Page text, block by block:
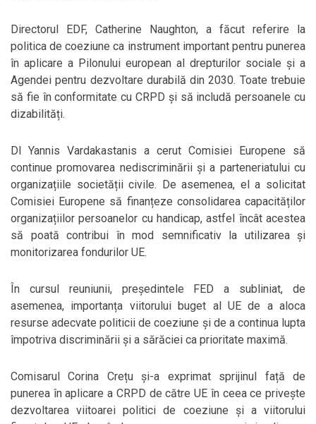
Directorul EDF, Catherine Naughton, a făcut referire la
politica de coeziune ca instrument important pentru punerea
în aplicare a Pilonului european al drepturilor sociale și a
Agendei pentru dezvoltare durabilă din 2030. Toate trebuie
să fie în conformitate cu CRPD și să includă persoanele cu
dizabilități.
Dl Yannis Vardakastanis a cerut Comisiei Europene să
continue promovarea nediscriminării și a parteneriatului cu
organizațiile societății civile. De asemenea, el a solicitat
Comisiei Europene să finanțeze consolidarea capacităților
organizațiilor persoanelor cu handicap, astfel încât acestea
să poată contribui în mod semnificativ la utilizarea și
monitorizarea fondurilor UE.
În cursul reuniunii, președintele FED a subliniat, de
asemenea, importanța viitorului buget al UE de a aloca
resurse adecvate politicii de coeziune și de a continua lupta
împotriva discriminării și a sărăciei ca prioritate maximă.
Comisarul Corina Crețu și-a exprimat sprijinul față de
punerea în aplicare a CRPD de către UE în ceea ce privește
dezvoltarea viitoarei politici de coeziune și a viitorului